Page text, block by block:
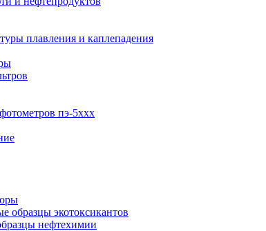
плавления и каплепадения
пэ-5ххх
образцы экотоксикантов
нефтехимии